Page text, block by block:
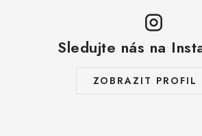
Sledujte nás na
ZOBRAZIT PROFIL